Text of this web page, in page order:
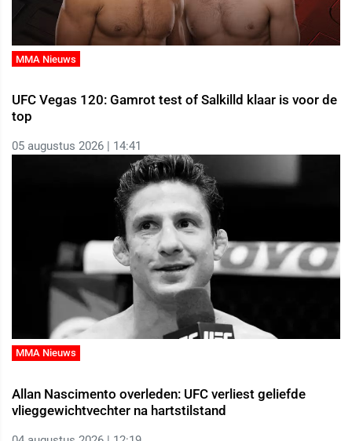
MMA Nieuws
UFC Vegas 120: Gamrot test of Salkilld klaar is voor de
top
05 augustus 2026 | 14:41
MMA Nieuws
Allan Nascimento overleden: UFC verliest geliefde
vlieggewichtvechter na hartstilstand